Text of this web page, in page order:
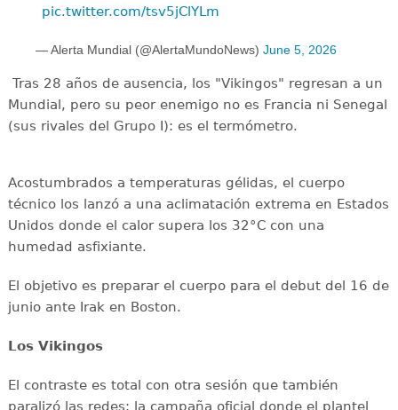
pic.twitter.com/tsv5jClYLm
— Alerta Mundial (@AlertaMundoNews) June 5, 2026
Tras 28 años de ausencia, los "Vikingos" regresan a un
Mundial, pero su peor enemigo no es Francia ni Senegal
(sus rivales del Grupo I): es el termómetro.
Acostumbrados a temperaturas gélidas, el cuerpo
técnico los lanzó a una aclimatación extrema en Estados
Unidos donde el calor supera los 32°C con una
humedad asfixiante.
El objetivo es preparar el cuerpo para el debut del 16 de
junio ante Irak en Boston.
Los Vikingos
El contraste es total con otra sesión que también
paralizó las redes: la campaña oficial donde el plantel